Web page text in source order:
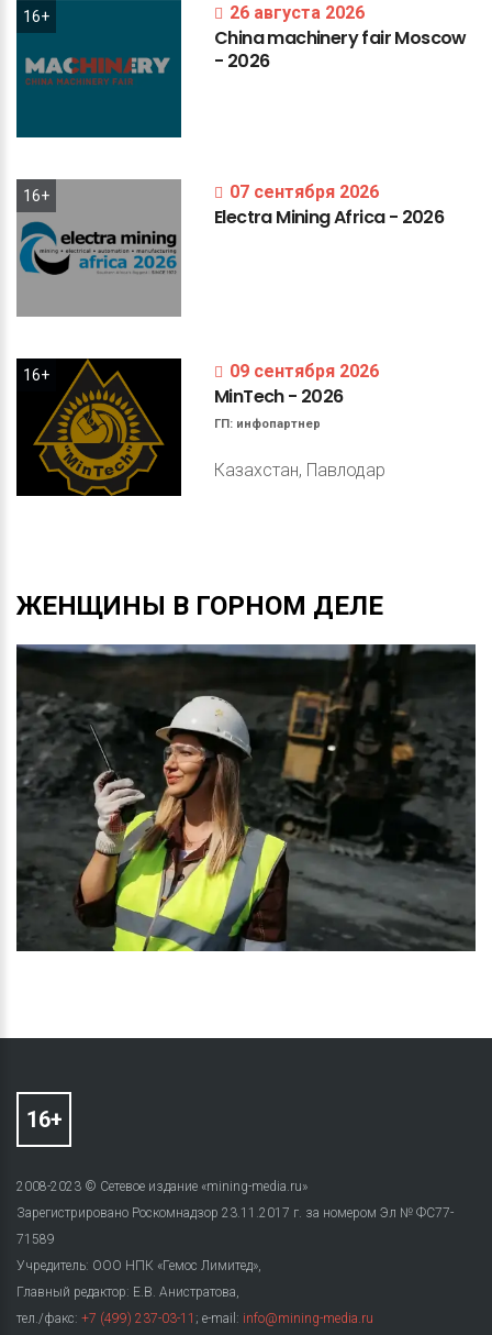
16+ 26 августа 2026
ChinamachineryfairMoscow
- 2026
16+ 07 сентября 2026
ElectraMiningAfrica- 2026
16+ 09 сентября 2026
MinTech- 2026
ГП: инфопартнер
Казахстан, Павлодар
ЖЕНЩИНЫ В ГОРНОМ ДЕЛЕ
2008-2023 © Сетевое издание «mining-media.ru»
Зарегистрировано Роскомнадзор 23.11.2017 г. за номером Эл № ФС77-
71589
Учредитель: ООО НПК «Гемос Лимитед»,
Главный редактор: Е.В. Анистратова,
тел./факс: +7 (499) 237-03-11 ; e-mail: info@mining-media.ru